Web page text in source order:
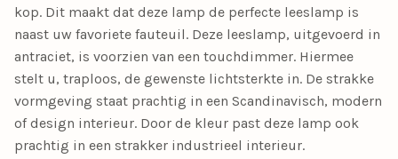
kop. Dit maakt dat deze lamp de perfecte leeslamp is
naast uw favoriete fauteuil. Deze leeslamp, uitgevoerd in
antraciet, is voorzien van een touchdimmer. Hiermee
stelt u, traploos, de gewenste lichtsterkte in. De strakke
vormgeving staat prachtig in een Scandinavisch, modern
of design interieur. Door de kleur past deze lamp ook
prachtig in een strakker industrieel interieur.